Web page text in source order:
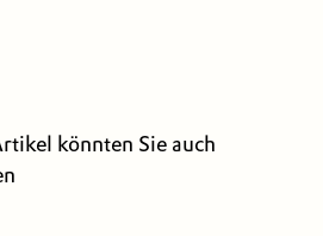
könnten Sie auch